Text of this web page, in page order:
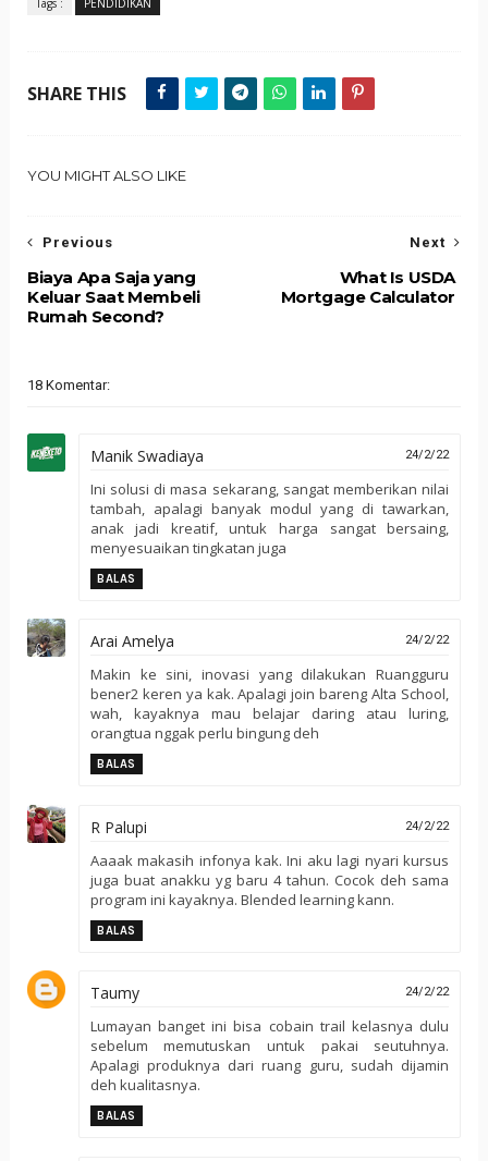
SHARE THIS
YOU MIGHT ALSO LIKE
Next
What Is USDA
Mortgage Calculator
Previous
Biaya Apa Saja yang
Keluar Saat Membeli
Rumah Second?
18 Komentar:
Manik Swadiaya 24/2/22
Ini solusi di masa sekarang, sangat memberikan nilai
tambah, apalagi banyak modul yang di tawarkan,
anak jadi kreatif, untuk harga sangat bersaing,
menyesuaikan tingkatan juga
BALAS
Arai Amelya 24/2/22
Makin ke sini, inovasi yang dilakukan Ruangguru
bener2 keren ya kak. Apalagi join bareng Alta School,
wah, kayaknya mau belajar daring atau luring,
orangtua nggak perlu bingung deh
BALAS
R Palupi 24/2/22
Aaaak makasih infonya kak. Ini aku lagi nyari kursus
juga buat anakku yg baru 4 tahun. Cocok deh sama
program ini kayaknya. Blended learning kann.
BALAS
Taumy 24/2/22
Lumayan banget ini bisa cobain trail kelasnya dulu
sebelum memutuskan untuk pakai seutuhnya.
Apalagi produknya dari ruang guru, sudah dijamin
deh kualitasnya.
BALAS